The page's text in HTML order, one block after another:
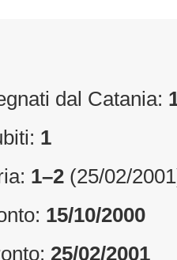
dal Catania:
1
1–2 (25/02/
15/10/2000
25/02/2001